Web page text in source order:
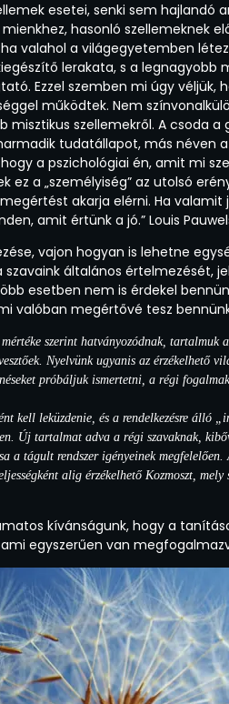
esetei, senki sem hajlandó
hasonló szellemeknek
valahol a világegyetemben
lerakata, s a
Ezzel szemben mi úgy véljük,
működtek. Nem
misztikus szellemekről. A csoda
tudatállapot, más néven
a pszichológiai én, amit mi
ez a „személyiség” az utolsó
akarja elérni. Ha
amit értünk a jó.” Louis
vajon hogyan is lehetne
szavaink általános értelmezését,
esetben nem is érdekel
valóban megértővé tesz
szerint hatványozódnak,
Nyelvünk ugyanis az érzékelhető
próbáljuk ismertetni, a régi
kell leküzdenie, és a rendelkezésre
Új tartalmat adva a régi szavaknak,
a tágult rendszer igényeinek
alig érzékelhető Kozmoszt, mely
kívánságunk, hogy a
egyszerűen van